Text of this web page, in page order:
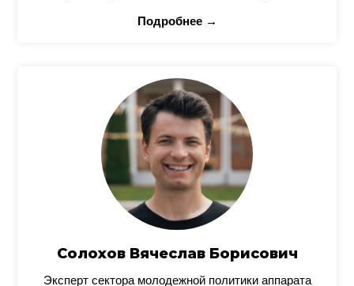
Подробнее →
Солохов Вячеслав Борисович
Эксперт сектора молодежной политики аппарата